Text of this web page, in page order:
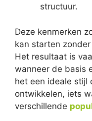
structuur.
Deze kenmerken
kan starten
Het resultaat is
wanneer de basis
het een ideale stijl
ontwikkelen, iets
verschillende